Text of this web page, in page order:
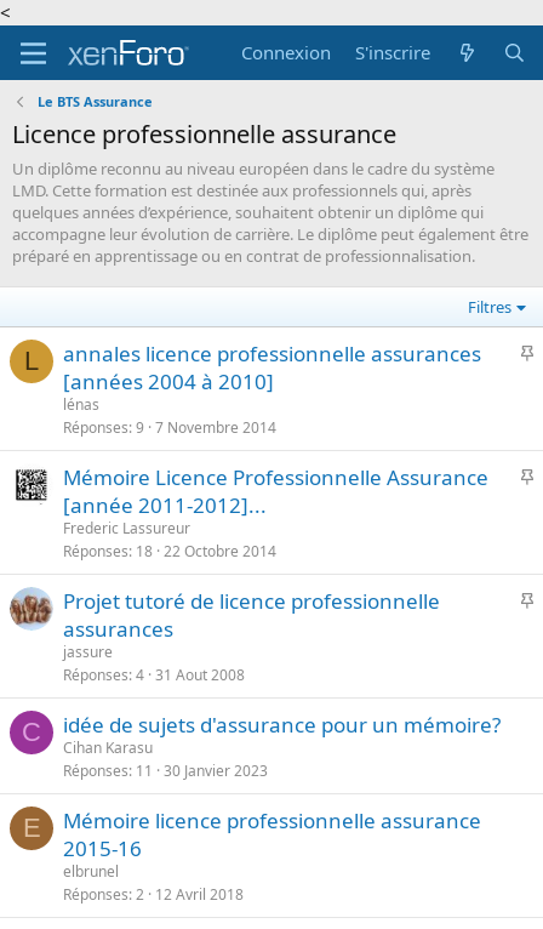
<
Connexion
S'inscrire
Le BTS Assurance
Licence professionnelle assurance
Un diplôme reconnu au niveau européen dans le cadre du système
LMD. Cette formation est destinée aux professionnels qui, après
quelques années d’expérience, souhaitent obtenir un diplôme qui
accompagne leur évolution de carrière. Le diplôme peut également être
préparé en apprentissage ou en contrat de professionnalisation.
Filtres
L
I
r
t
e
annales licence professionnelle assurances
[années 2004 à 2010]
lénas
Réponses 9 7 Novembre 2014
I
r
t
e
Mémoire Licence Professionnelle Assurance
[année 2011-2012]...
Frederic Lassureur
Réponses 18 22 Octobre 2014
I
r
t
Projet tutoré de licence professionnelle
assurances
jassure
Réponses 4 31 Aout 2008
C idée de sujets d'assurance pour un mémoire?
Cihan Karasu
Réponses 11 30 Janvier 2023
E
Mémoire licence professionnelle assurance
2015-16
elbrunel
Réponses 2 12 Avril 2018